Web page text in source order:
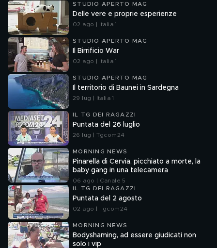
STUDIO APERTO MAG
Delle vere e proprie esperienze
02 ago | Italia 1
STUDIO APERTO MAG
Il Birrificio War
02 ago | Italia 1
STUDIO APERTO MAG
Il territorio di Baunei in Sardegna
29 lug | Italia 1
IL TG DEI RAGAZZI
Puntata del 26 luglio
26 lug | Tgcom24
MORNING NEWS
Pinarella di Cervia, picchiato a morte, la
baby gang in una telecamera
06 ago | Canale 5
IL TG DEI RAGAZZI
Puntata del 2 agosto
02 ago | Tgcom24
MORNING NEWS
Bodyshaming, ad essere giudicati non
solo i vip